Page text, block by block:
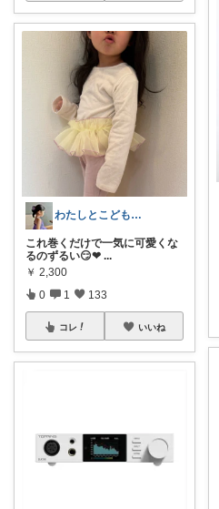
わたしとこどもの好きメモ 🧺
これ巻くだけで一気に可愛くな
るのずるい😏❤ ...
￥ 2,300
0 1 133
コレ いいね